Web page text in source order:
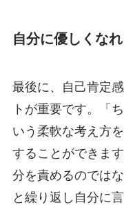
自分に優しくな
最後に、自己肯定
トが重要です。「
いう柔軟な考え方
することができま
分を責めるのでは
と繰り返し自分に